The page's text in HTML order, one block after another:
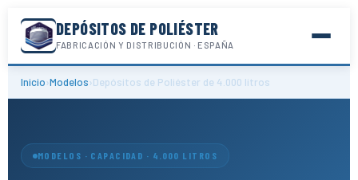
DEPÓSITOS DE POLIÉSTER
FABRICACIÓN Y DISTRIBUCIÓN · ESPAÑA
Inicio›Modelos›Depósitos de Poliéster de 4.000 litros
MODELOS · CAPACIDAD · 4.000 LITROS